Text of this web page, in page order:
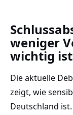
weniger
wichtig ist
Die aktuelle
zeigt, wie
Deutschland